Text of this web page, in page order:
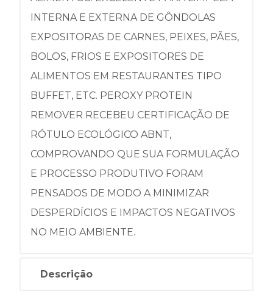
INTERNA E EXTERNA DE GÔNDOLAS
EXPOSITORAS DE CARNES, PEIXES, PÃES,
BOLOS, FRIOS E EXPOSITORES DE
ALIMENTOS EM RESTAURANTES TIPO
BUFFET, ETC. PEROXY PROTEIN
REMOVER RECEBEU CERTIFICAÇÃO DE
RÓTULO ECOLÓGICO ABNT,
COMPROVANDO QUE SUA FORMULAÇÃO
E PROCESSO PRODUTIVO FORAM
PENSADOS DE MODO A MINIMIZAR
DESPERDÍCIOS E IMPACTOS NEGATIVOS
NO MEIO AMBIENTE.
Descrição